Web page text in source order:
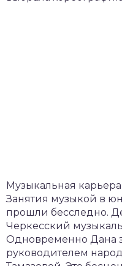
Музыкальная карьера
Занятия музыкой в
прошли бесследно.
Черкесский
Одновременно Дана
руководителем